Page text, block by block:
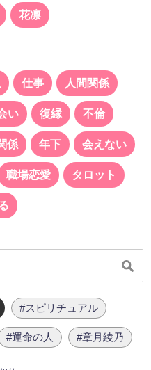
花凛
仕事 人間関係
い 復縁 不倫
係 年下 会えない
職場恋愛 タロット
#スピリチュアル
#運命の人 #章月綾乃